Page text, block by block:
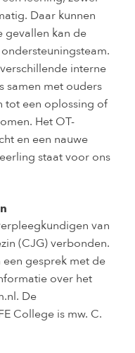
Daar kunnen
gevallen kan de
interne
samen met ouders
tot een oplossing of
Het OT-
en een nauwe
staat voor ons
van
(CJG) verbonden.
gesprek met de
over het
De
College is mw. C.